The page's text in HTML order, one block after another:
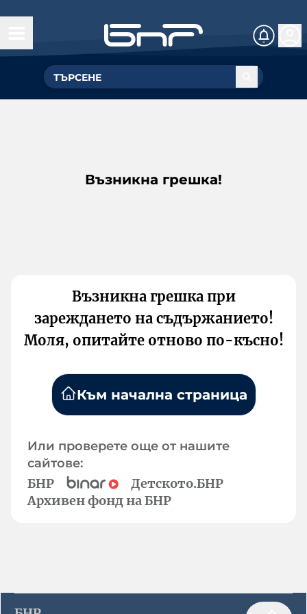
Възникна грешка!
Възникна грешка при
зареждането на съдържанието!
Моля, опитайте отново по-късно!
Към начална страница
Или проверете още от нашите
сайтове:
БНР
Детското.БНР
Архивен фонд на БНР